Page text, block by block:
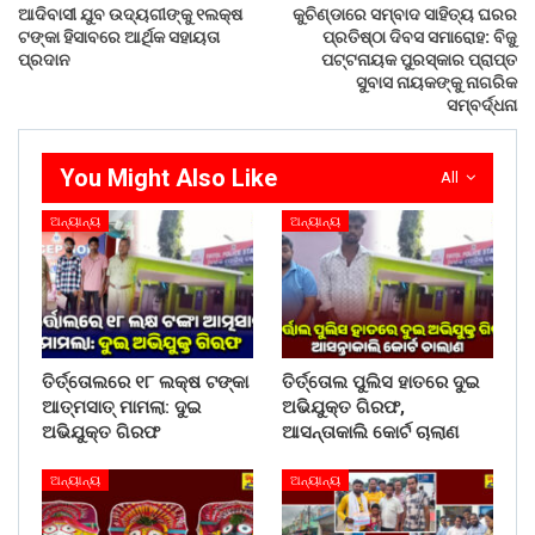
ଆଦିବାସୀ ଯୁବ ଉଦ୍ୟଗୀଙ୍କୁ ୧ଲକ୍ଷ
ଟଙ୍କା ହିସାବରେ ଆର୍ଥିକ ସହାୟତା
ପ୍ରଦାନ
କୁଚିଣ୍ଡାରେ ସମ୍ବାଦ ସାହିତ୍ୟ ଘରର
ପ୍ରତିଷ୍ଠା ଦିବସ ସମାରୋହ: ବିଜୁ
ପଟ୍ଟନାୟକ ପୁରସ୍କାର ପ୍ରାପ୍ତ
ସୁବାସ ନାୟକଙ୍କୁ ନାଗରିକ
ସମ୍ବର୍ଦ୍ଧନା
All
You Might Also Like
ଅନ୍ୟାନ୍ୟ
ତିର୍ତ୍ତୋଲରେ ୧୮ ଲକ୍ଷ ଟଙ୍କା
ଆତ୍ମସାତ୍ ମାମଲା: ଦୁଇ
ଅଭିଯୁକ୍ତ ଗିରଫ
ଅନ୍ୟାନ୍ୟ
ତିର୍ତ୍ତୋଲ ପୁଲିସ ହାତରେ ଦୁଇ
ଅଭିଯୁକ୍ତ ଗିରଫ,
ଆସନ୍ତାକାଲି କୋର୍ଟ ଚାଲାଣ
ଅନ୍ୟାନ୍ୟ ଅନ୍ୟାନ୍ୟ